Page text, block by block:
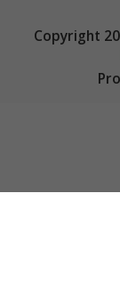
Copyright